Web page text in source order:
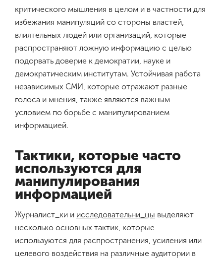
критического мышления в целом и в частности для
избежания манипуляций со стороны властей,
влиятельных людей или организаций, которые
распространяют ложную информацию с целью
подорвать доверие к демократии, науке и
демократическим институтам. Устойчивая работа
независимых СМИ, которые отражают разные
голоса и мнения, также являются важным
условием по борьбе с манипулированием
информацией.
Тактики, которые часто
используются для
манипулирования
информацией
Журналист_ки и исследовательни_цы выделяют
несколько основных тактик, которые
используются для распространения, усиления или
целевого воздействия на различные аудитории в